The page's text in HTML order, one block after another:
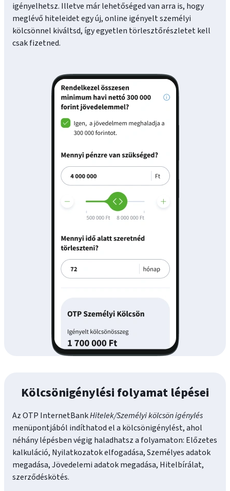
igényelhetsz. Illetve már lehetőséged van arra is, hogy
meglévő hiteleidet egy új, online igényelt személyi
kölcsönnel kiváltsd, így egyetlen törlesztőrészletet kell
csak fizetned.
Kölcsönigénylési folyamat lépései
Az OTP InternetBankHitelek/Személyi kölcsön igénylés
menüpontjából indíthatod el a kölcsönigénylést, ahol
néhány lépésben végig haladhatsz a folyamaton: Előzetes
kalkuláció, Nyilatkozatok elfogadása, Személyes adatok
megadása, Jövedelemi adatok megadása, Hitelbírálat,
szerződéskötés.